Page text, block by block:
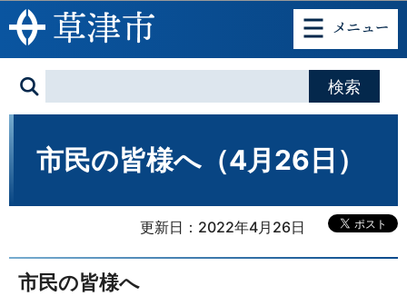
このページの本文へ移動
市民の皆様へ（4月26日）
更新日：2022年4月26日
市民の皆様へ